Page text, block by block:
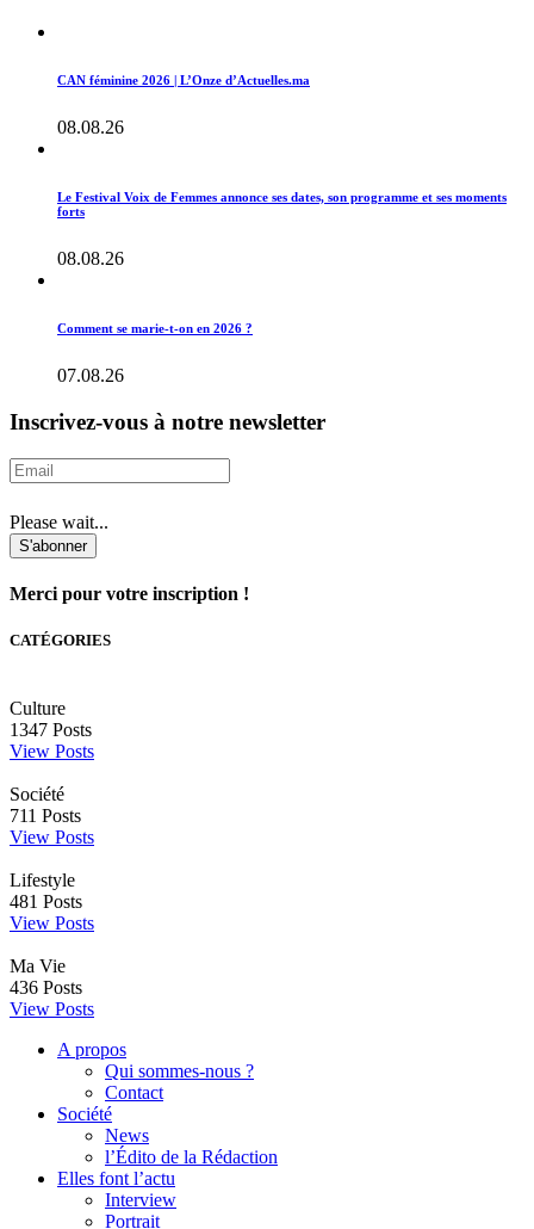
CAN féminine 2026 | L’Onze d’Actuelles.ma
08.08.26
Le Festival Voix de Femmes annonce ses dates, son programme et ses moments
forts
08.08.26
Comment se marie-t-on en 2026 ?
07.08.26
Inscrivez-vous à notre newsletter
Please wait...
S'abonner
Merci pour votre inscription !
CATÉGORIES
Culture
1347 Posts
View Posts
Société
711 Posts
View Posts
Lifestyle
481 Posts
View Posts
Ma Vie
436 Posts
View Posts
A propos
Qui sommes-nous ?
Contact
Société
News
l’Édito de la Rédaction
Elles font l’actu
Interview
Portrait